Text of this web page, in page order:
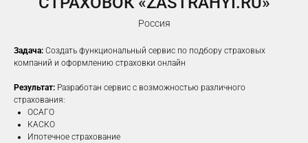
Россия
Задача: Создать функциональный сервис по подбору страховых
компаний и оформлению страховки онлайн
Результат: Разработан сервис с возможностью различного
страхования:
ОСАГО
КАСКО
Ипотечное страхование
ПОДРОБНЕЕ